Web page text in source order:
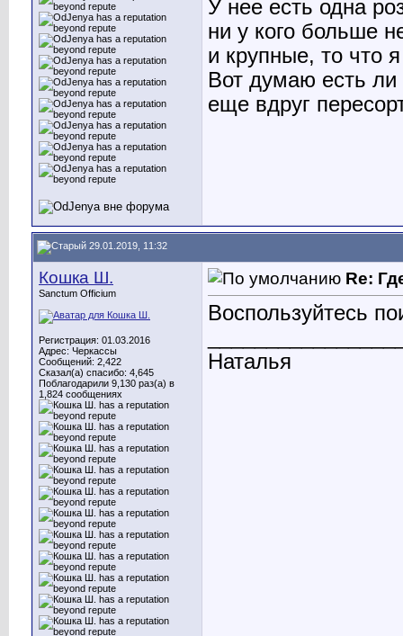
У нее есть одна
ни у кого больше
и крупные, то что
Вот думаю есть ли
еще вдруг
29.01.2019, 11:32
Кошка Ш.
Sanctum Officium
Регистрация: 01.03.2016
Адрес: Черкассы
Сообщений: 2,422
Сказал(а) спасибо: 4,645
Поблагодарили 9,130 раз(а) в
1,824 сообщениях
Re:
Воспользуйтесь
Наталья